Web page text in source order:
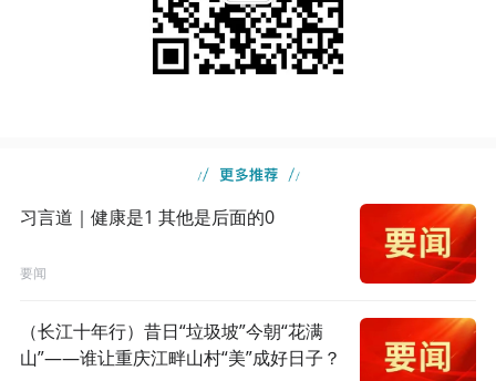
习言道｜健康是1 其他是后面的0
要闻
（长江十年行）昔日“垃圾坡”今朝“花满
山”——谁让重庆江畔山村“美”成好日子？